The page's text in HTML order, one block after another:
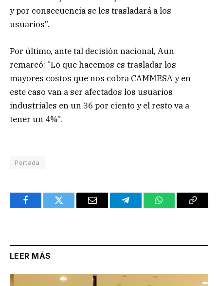
y por consecuencia se les trasladará a los
usuarios”.
Por último, ante tal decisión nacional, Aun
remarcó: “Lo que hacemos es trasladar los
mayores costos que nos cobra CAMMESA y en
este caso van a ser afectados los usuarios
industriales en un 36 por ciento y el resto va a
tener un 4%”.
Portada
FacebookTwitter Email TelegramWhatsAppCopy
LEER MÁS